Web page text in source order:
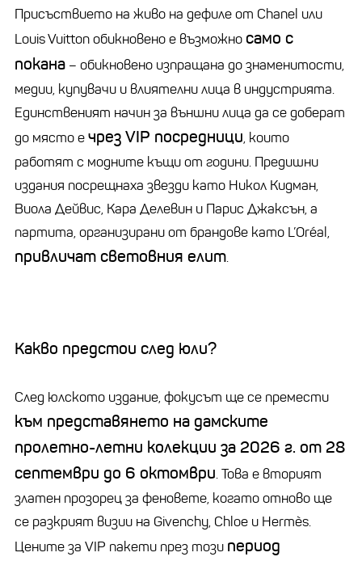
Присъствието на живо на дефиле от Chanel или
Louis Vuitton обикновено е възможносамо с
покана – обикновено изпращана до знаменитости,
медии, купувачи и влиятелни лица в индустрията.
Единственият начин за външни лица да се доберат
до място ечрез VIP посредници, които
работят с модните къщи от години. Предишни
издания посрещнаха звезди като Никол Кидман,
Виола Дейвис, Кара Делевин и Парис Джаксън, а
партита, организирани от брандове като L’Oréal,
привличат световния елит.
Какво предстои след юли?
След юлското издание, фокусът ще се премести
към представянето на дамските
пролетно-летни колекции за 2026 г. от 28
септември до 6 октомври. Това е вторият
златен прозорец за феновете, когато отново ще
се разкрият визии на Givenchy, Chloe и Hermès.
Цените за VIP пакети през този период